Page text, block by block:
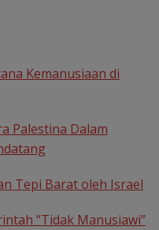
Kemanusiaan di
Palestina Dalam
Tepi Barat oleh Israel
“Tidak Manusiawi”